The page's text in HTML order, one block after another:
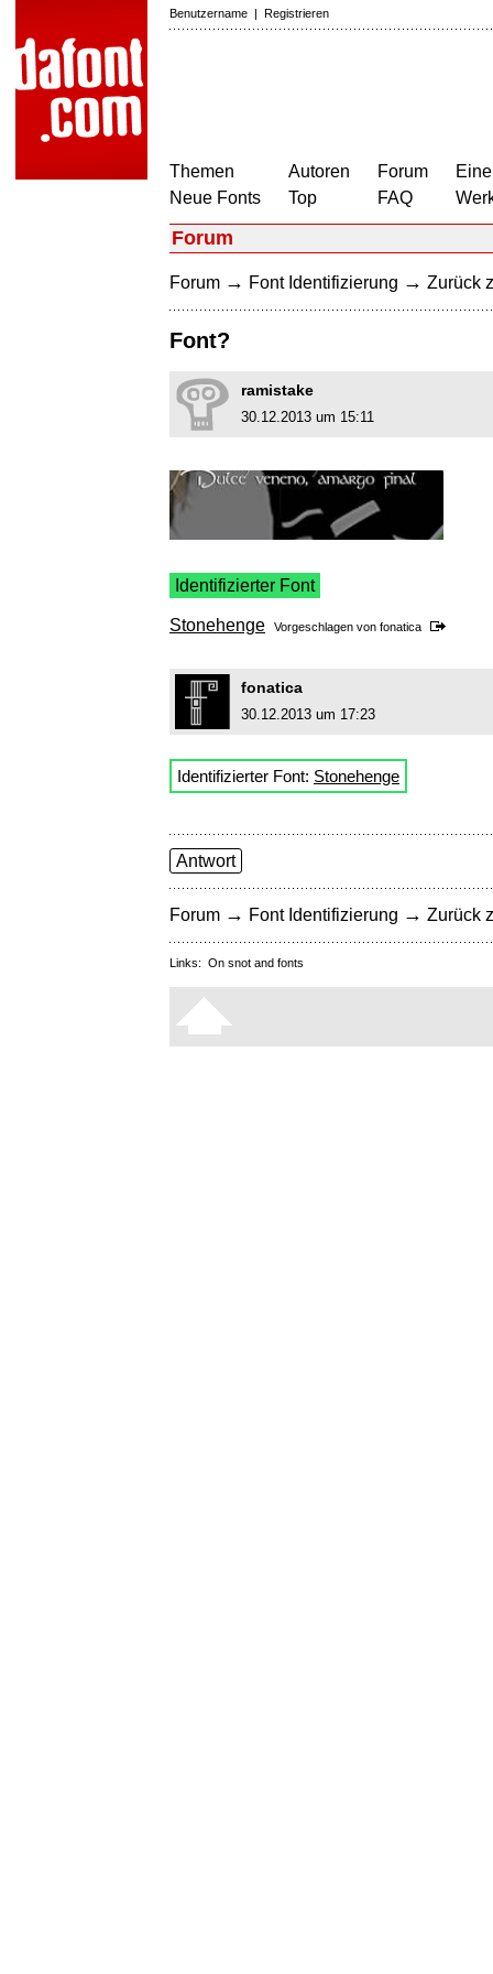
Benutzername | Registrieren
Themen
Neue Fonts
Autoren
Top
Forum
FAQ
Forum
Forum → Font Identifizierung → Zurück
Font?
ramistake
30.12.2013 um 15:11
Identifizierter Font
Stonehenge Vorgeschlagen von fonatica
fonatica
30.12.2013 um 17:23
Identifizierter Font: Stonehenge
Antwort
Forum → Font Identifizierung → Zurück
Links: On snot and fonts